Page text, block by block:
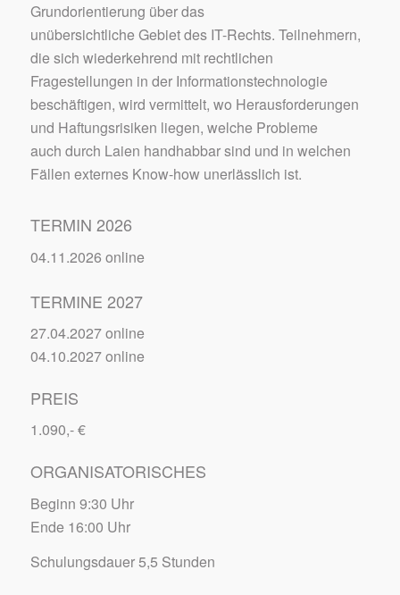
Grundorientierung über das
unübersichtliche Gebiet des IT-Rechts. Teilnehmern,
die sich wiederkehrend mit rechtlichen
Fragestellungen in der Informationstechnologie
beschäftigen, wird vermittelt, wo Herausforderungen
und Haftungsrisiken liegen, welche Probleme
auch durch Laien handhabbar sind und in welchen
Fällen externes Know-how unerlässlich ist.
TERMIN 2026
04.11.2026 online
TERMINE 2027
27.04.2027 online
04.10.2027 online
PREIS
1.090,- €
ORGANISATORISCHES
Beginn 9:30 Uhr
Ende 16:00 Uhr
Schulungsdauer 5,5 Stunden